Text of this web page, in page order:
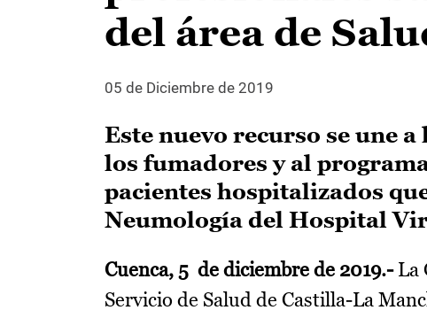
del área de
05 de Diciembre de 2019
Este nuevo recurso se une
los fumadores y al
pacientes hospitalizados
Neumología del Hospital
Cuenca, 5 de diciembre de 2019.-La
Servicio de Salud de Castilla-La